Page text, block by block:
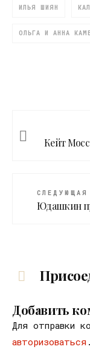
ИЛЬЯ ШИЯН
ОЛЬГА И АННА
Кейт
СЛЕДУЮЩАЯ
Юдашкин
Добавить
Для отправки
авторизоваться .